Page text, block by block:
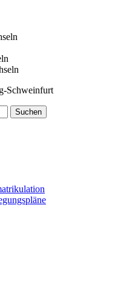
Schweinfurt